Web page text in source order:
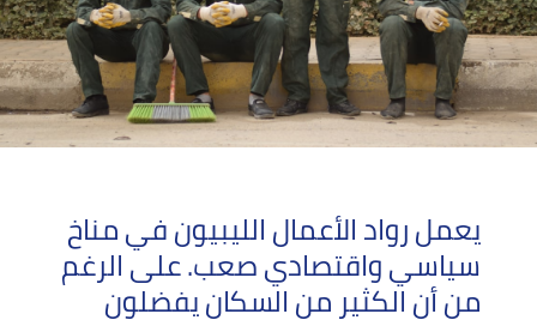
الكبرى
أوروبا
يعمل رواد الأعمال الليبيون في مناخ
سياسي واقتصادي صعب. على الرغم
من أن الكثير من السكان يفضلون